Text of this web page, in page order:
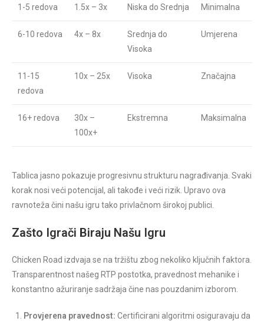
1-5 redova 1.5x – 3x Niska do Srednja Minimalna
6-10 redova 4x – 8x
Srednja do
Visoka
Umjerena
11-15
redova
10x – 25x Visoka Značajna
16+ redova
30x –
100x+
Ekstremna Maksimalna
Tablica jasno pokazuje progresivnu strukturu nagrađivanja. Svaki
korak nosi veći potencijal, ali takođe i veći rizik. Upravo ova
ravnoteža čini našu igru tako privlačnom širokoj publici.
Zašto Igrači Biraju Našu Igru
Chicken Road izdvaja se na tržištu zbog nekoliko ključnih faktora.
Transparentnost našeg RTP postotka, pravednost mehanike i
konstantno ažuriranje sadržaja čine nas pouzdanim izborom.
Provjerena pravednost: Certificirani algoritmi osiguravaju da